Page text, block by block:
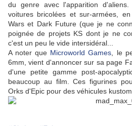
du genre avec l'apparition
voitures bricolées et sur-armées,
Wars et Dark Future (que je ne
poignée de projets KS dont je ne
c'est un peu le vide intersidéral...
A noter que Microworld Games , le
6mm, vient d'annoncer sur sa page
d'une petite gamme post-
beaucoup au film. Ces figurines
Orks d'Epic pour des véhicules